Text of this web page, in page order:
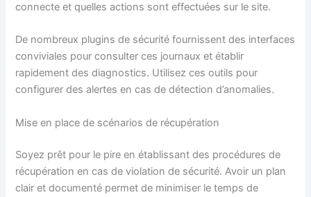
connecte et quelles actions sont effectuées sur le site.
De nombreux plugins de sécurité fournissent des interfaces
conviviales pour consulter ces journaux et établir
rapidement des diagnostics. Utilisez ces outils pour
configurer des alertes en cas de détection d’anomalies.
Mise en place de scénarios de récupération
Soyez prêt pour le pire en établissant des procédures de
récupération en cas de violation de sécurité. Avoir un plan
clair et documenté permet de minimiser le temps de